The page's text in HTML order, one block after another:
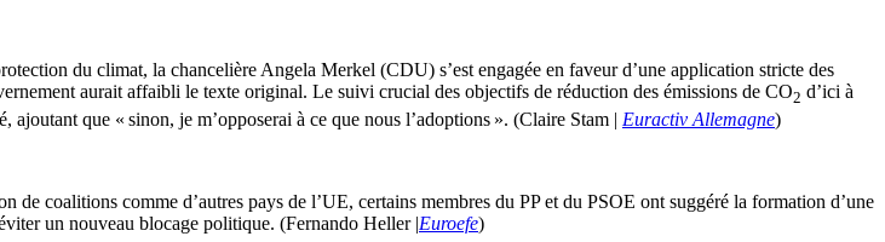
du climat, la chancelière Angela Merkel (CDU) s’est engagée en faveur d’une application stricte des
aurait affaibli le texte original. Le suivi crucial des objectifs de réduction des émissions de CO2 d’ici à
que « sinon, je m’opposerai à ce que nous l’adoptions ». (Claire Stam | Euractiv Allemagne)
de coalitions comme d’autres pays de l’UE, certains membres du PP et du PSOE ont suggéré la formation d’une
un nouveau blocage politique. (Fernando Heller |Euroefe)